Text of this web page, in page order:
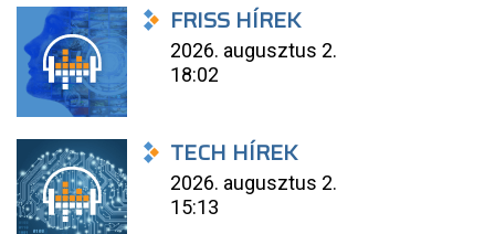
FRISS HÍREK
2026. augusztus 2.
18:02
TECH HÍREK
2026. augusztus 2.
15:13